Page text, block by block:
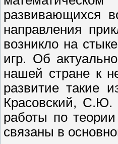
развивающихся
направления
возникло на
игр. Об
нашей стране к
развитие такие
Красовский, С.Ю.
работы по
связаны в